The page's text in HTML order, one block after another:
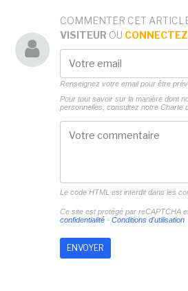
COMMENTER CET
VISITEUR OU
Renseignez votre email pour être
Pour tout savoir sur la manière dont
personnelles, consultez notre Charte
Le code HTML est interdit dans les
Ce site est protégé par reCAPTCHA
confidentialité- Conditions d'utilisation